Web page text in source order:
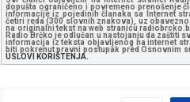
dopušta ograničeno i povremeno prenošenje
informacije iz pojedinih članaka sa Internet
četiri reda (300 slovnih znakova), uz
na originalni tekst na web stranicu
Radio Brčko je odlučan u nastojanju da zaštiti
informacija iz teksta objavljenog na internet
biti pokrenut pravni postupak pred Osnovnim
USLOVI KORIŠTENJA.